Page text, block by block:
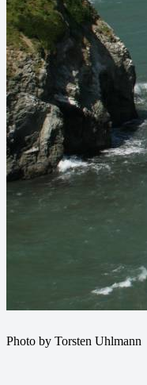
Photo by Torsten Uhlmann